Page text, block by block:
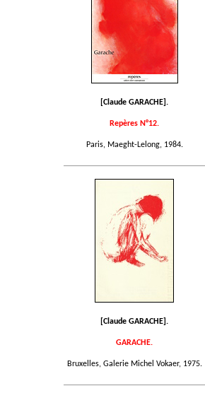
[Claude GARACHE].
Repères N°12.
Paris, Maeght-Lelong, 1984.
[Claude GARACHE].
GARACHE.
Bruxelles, Galerie Michel Vokaer, 1975.